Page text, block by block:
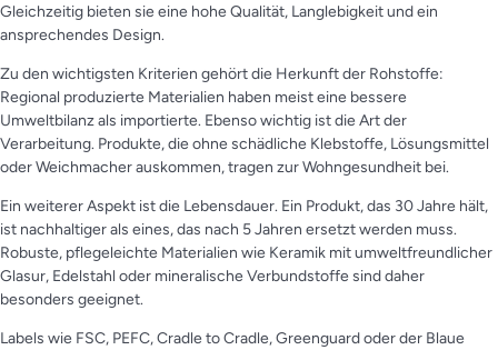
Gleichzeitig bieten sie eine hohe Qualität, Langlebigkeit und ein
ansprechendes Design.
Zu den wichtigsten Kriterien gehört die Herkunft der Rohstoffe:
Regional produzierte Materialien haben meist eine bessere
Umweltbilanz als importierte. Ebenso wichtig ist die Art der
Verarbeitung. Produkte, die ohne schädliche Klebstoffe, Lösungsmittel
oder Weichmacher auskommen, tragen zur Wohngesundheit bei.
Ein weiterer Aspekt ist die Lebensdauer. Ein Produkt, das 30 Jahre hält,
ist nachhaltiger als eines, das nach 5 Jahren ersetzt werden muss.
Robuste, pflegeleichte Materialien wie Keramik mit umweltfreundlicher
Glasur, Edelstahl oder mineralische Verbundstoffe sind daher
besonders geeignet.
Labels wie FSC, PEFC, Cradle to Cradle, Greenguard oder der Blaue